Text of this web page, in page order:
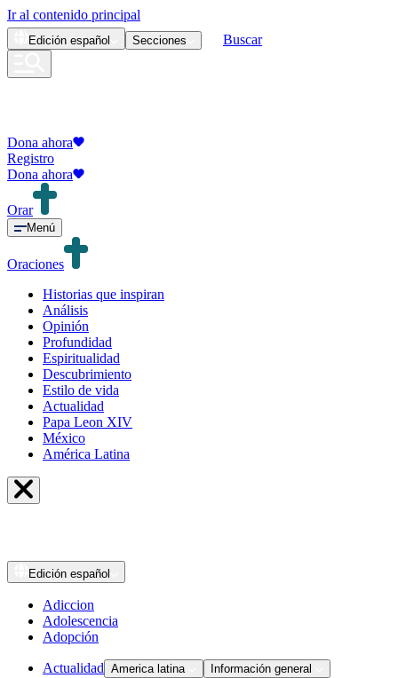
Ir al contenido principal
Edición español Secciones Buscar
Dona ahora
Registro
Dona ahora
Orar
Menú
Oraciones
Historias que inspiran
Análisis
Opinión
Profundidad
Espiritualidad
Descubrimiento
Estilo de vida
Actualidad
Papa Leon XIV
México
América Latina
Edición español
Adiccion
Adolescencia
Adopción
Actualidad America latina
Información general